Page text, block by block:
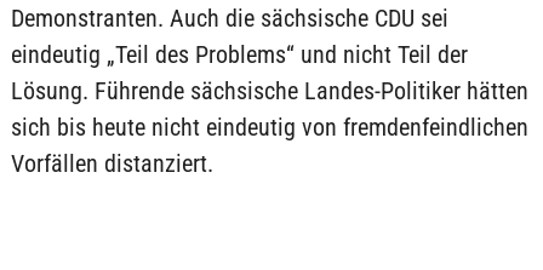
Demonstranten. Auch die sächsische CDU sei
eindeutig „Teil des Problems“ und nicht Teil der
Lösung. Führende sächsische Landes-Politiker hätten
sich bis heute nicht eindeutig von fremdenfeindlichen
Vorfällen distanziert.